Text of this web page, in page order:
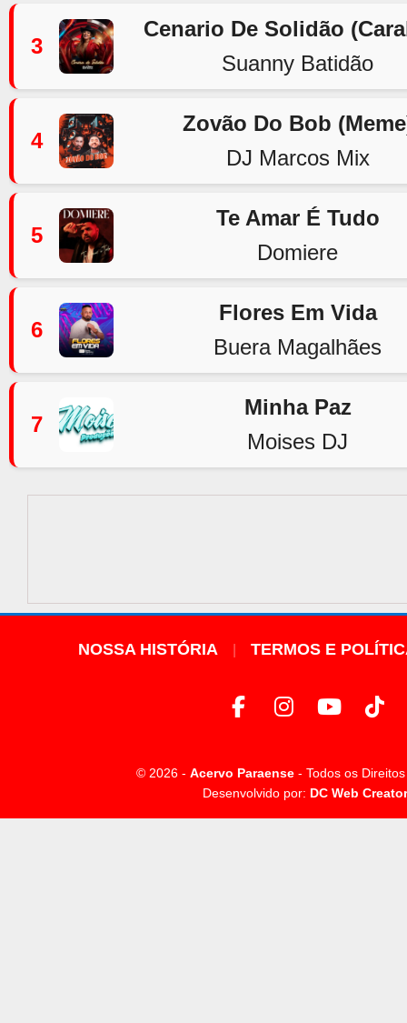
3
Cenario De Solidão
Suanny Batidão
4
Zovão Do Bob
DJ Marcos Mix
5
Te Amar É Tudo
Domiere
6
Flores Em Vida
Buera Magalhães
7
Minha Paz
Moises DJ
NOSSA HISTÓRIA TERMOS E
© 2026 - Acervo Paraense - Todos os
Desenvolvido por: DC Web